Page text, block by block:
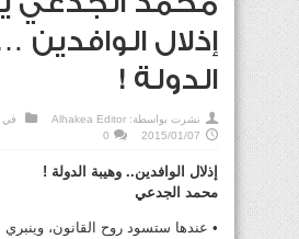
إذلال
الدولة !
نشرت بواسطة: Alhakea Editor في
2015/01/07
0
إذلال الوافدين.. وهيبة الدولة !
محمد الجدعي
• عندها ستسود روح القانون،